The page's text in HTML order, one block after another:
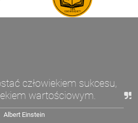
człowiekiem sukcesu,
wartościowym.
Albert Einstein